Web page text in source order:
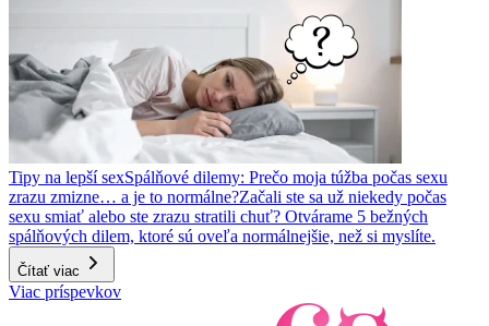
Tipy na lepší sexSpálňové dilemy: Prečo moja túžba počas sexu
zrazu zmizne… a je to normálne?Začali ste sa už niekedy počas
sexu smiať alebo ste zrazu stratili chuť? Otvárame 5 bežných
spálňových dilem, ktoré sú oveľa normálnejšie, než si myslíte.
Čítať viac
Viac príspevkov